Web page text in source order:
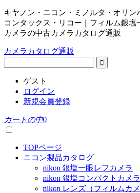
キヤノン・ニコン・ミノルタ・オリン
コンタックス・リコー｜フィルム銀塩
カメラの中古カメラカタログ通販
カメラカタログ通販
ゲスト
ログイン
新規会員登録
カートの中0
TOPページ
ニコン製品カタログ
nikon 銀塩一眼レフカメラ
nikon 銀塩コンパクトカメラ
nikon レンズ（フィルムカメ